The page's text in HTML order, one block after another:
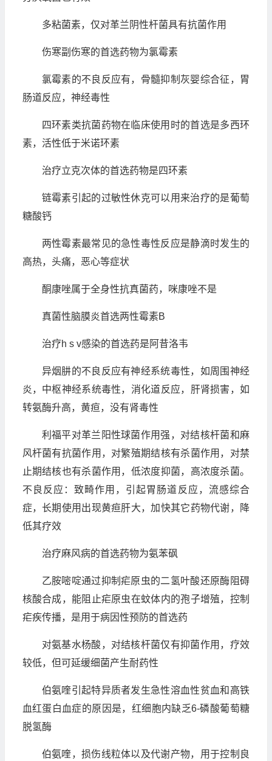
多粘菌素，仅对革兰阴性杆菌具有抗菌作用
伤寒副伤寒的首选药物为氯霉素
氯霉素的不良反应有，骨髓抑制灰婴综合征，胃
肠道反应，神经毒性
四环素类抗菌药物在临床使用时的首选是多西环
素，活性低于米诺环素
治疗立克次体的首选药物是四环素
链霉素引起的过敏性休克可以用来治疗的是葡萄
糖酸钙
两性霉素最常见的急性毒性反应是静滴时发生的
高热，头痛，恶心等症状
酮康唑属于全身性抗真菌药，咪康唑不是
真菌性脑膜炎首选两性霉素B
治疗h s v感染的首选药是阿昔洛韦
异烟肼的不良反应有神经系统毒性，如周围神经
炎，中枢神经系统毒性，消化道反应，肝肾损害，如
转氨酶升高，黄疸，没有肾毒性
利福平对革兰阳性球菌作用强，对结核杆菌和麻
风杆菌有抗菌作用，对繁殖期结核有杀菌作用，对禁
止期结核也有杀菌作用，低浓度抑菌，高浓度杀菌。
不良反应：致畸作用，引起胃肠道反应，流感综合
症，长期使用出现黄疸肝大，加快其它药物代谢，降
低其疗效
治疗麻风病的首选药物为氨苯砜
乙胺嘧啶通过抑制疟原虫的二氢叶酸还原酶阻碍
核酸合成，能阻止疟原虫在蚊体内的孢子增殖，控制
疟疾传播，是用于病因性预防的首选药
对氨基水杨酸，对结核杆菌仅有抑菌作用，疗效
较低，但可延缓细菌产生耐药性
伯氨喹引起特异质者发生急性溶血性贫血和高铁
血红蛋白血症的原因是，红细胞内缺乏6-磷酸葡萄糖
脱氢酶
伯氨喹，损伤线粒体以及代谢产物，用于控制良